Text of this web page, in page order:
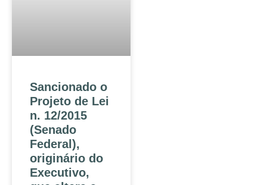
Sancionado o
Projeto de Lei
n. 12/2015
(Senado
Federal),
originário do
Executivo,